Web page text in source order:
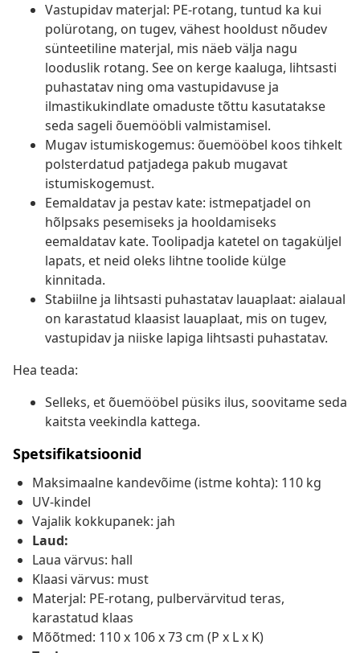
Vastupidav materjal: PE-rotang, tuntud ka kui
polürotang, on tugev, vähest hooldust nõudev
sünteetiline materjal, mis näeb välja nagu
looduslik rotang. See on kerge kaaluga, lihtsasti
puhastatav ning oma vastupidavuse ja
ilmastikukindlate omaduste tõttu kasutatakse
seda sageli õuemööbli valmistamisel.
Mugav istumiskogemus: õuemööbel koos tihkelt
polsterdatud patjadega pakub mugavat
istumiskogemust.
Eemaldatav ja pestav kate: istmepatjadel on
hõlpsaks pesemiseks ja hooldamiseks
eemaldatav kate. Toolipadja katetel on tagaküljel
lapats, et neid oleks lihtne toolide külge
kinnitada.
Stabiilne ja lihtsasti puhastatav lauaplaat: aialaual
on karastatud klaasist lauaplaat, mis on tugev,
vastupidav ja niiske lapiga lihtsasti puhastatav.
Hea teada:
Selleks, et õuemööbel püsiks ilus, soovitame seda
kaitsta veekindla kattega.
Spetsifikatsioonid
Maksimaalne kandevõime (istme kohta): 110 kg
UV-kindel
Vajalik kokkupanek: jah
Laud:
Laua värvus: hall
Klaasi värvus: must
Materjal: PE-rotang, pulbervärvitud teras,
karastatud klaas
Mõõtmed: 110 x 106 x 73 cm (P x L x K)